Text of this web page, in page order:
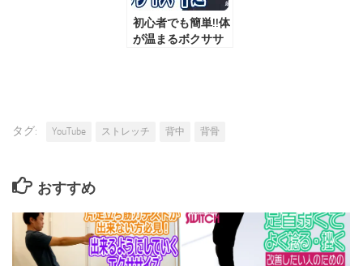
初心者でも簡単!!体
が温まるボクササ
タグ: YouTube ストレッチ 背中 背骨
おすすめ